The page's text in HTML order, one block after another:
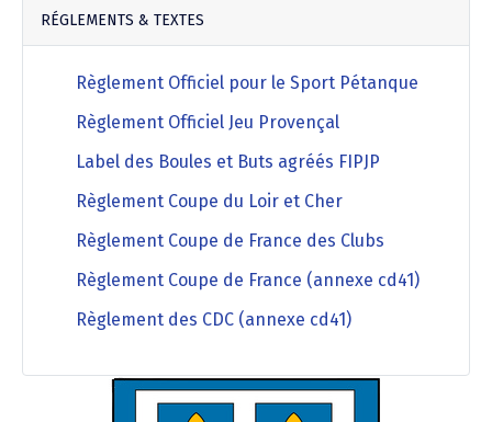
RÉGLEMENTS & TEXTES
Règlement Officiel pour le Sport Pétanque
Règlement Officiel Jeu Provençal
Label des Boules et Buts agréés FIPJP
Règlement Coupe du Loir et Cher
Règlement Coupe de France des Clubs
Règlement Coupe de France (annexe cd41)
Règlement des CDC (annexe cd41)